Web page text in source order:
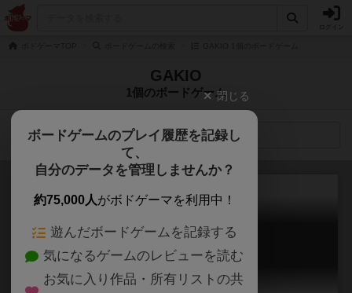
GAKIO
1個のボードゲーム
検索メニュー
フットサルミープル
Futsal meeple
閉じる
ボードゲームのプレイ履歴を記録し
て、
自分のデータを管理しませんか？
約75,000人がボドゲーマを利用中！
遊んだボードゲームを記録する
気になるゲームのレビューを読む
お気に入り作品・所有リストの共